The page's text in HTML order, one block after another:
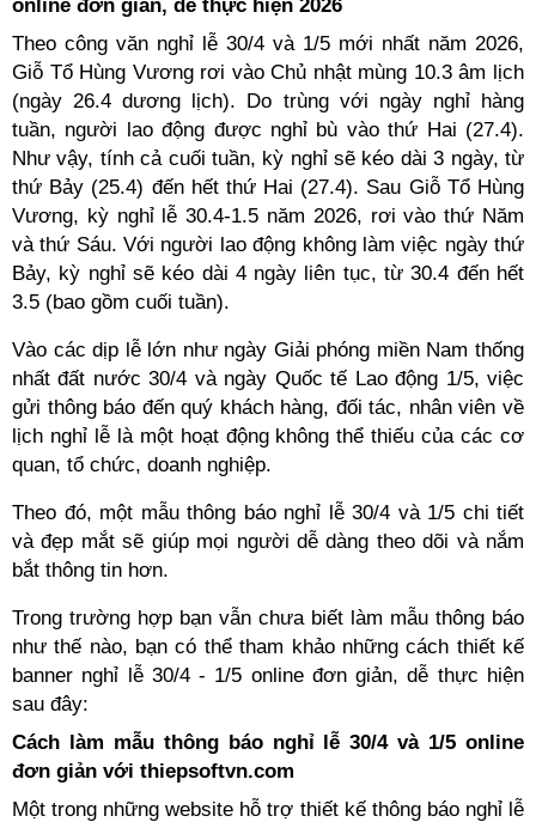
online đơn giản, dễ thực hiện 2026
Theo công văn nghỉ lễ 30/4 và 1/5 mới nhất năm 2026,
Giỗ Tổ Hùng Vương rơi vào Chủ nhật mùng 10.3 âm lịch
(ngày 26.4 dương lịch). Do trùng với ngày nghỉ hàng
tuần, người lao động được nghỉ bù vào thứ Hai (27.4).
Như vậy, tính cả cuối tuần, kỳ nghỉ sẽ kéo dài 3 ngày, từ
thứ Bảy (25.4) đến hết thứ Hai (27.4). Sau Giỗ Tổ Hùng
Vương, kỳ nghỉ lễ 30.4-1.5 năm 2026, rơi vào thứ Năm
và thứ Sáu. Với người lao động không làm việc ngày thứ
Bảy, kỳ nghỉ sẽ kéo dài 4 ngày liên tục, từ 30.4 đến hết
3.5 (bao gồm cuối tuần).
Vào các dịp lễ lớn như ngày Giải phóng miền Nam thống
nhất đất nước 30/4 và ngày Quốc tế Lao động 1/5, việc
gửi thông báo đến quý khách hàng, đối tác, nhân viên về
lịch nghỉ lễ là một hoạt động không thể thiếu của các cơ
quan, tổ chức, doanh nghiệp.
Theo đó, một mẫu thông báo nghỉ lễ 30/4 và 1/5 chi tiết
và đẹp mắt sẽ giúp mọi người dễ dàng theo dõi và nắm
bắt thông tin hơn.
Trong trường hợp bạn vẫn chưa biết làm mẫu thông báo
như thế nào, bạn có thể tham khảo những cách thiết kế
banner nghỉ lễ 30/4 - 1/5 online đơn giản, dễ thực hiện
sau đây:
Cách làm mẫu thông báo nghỉ lễ 30/4 và 1/5 online
đơn giản với thiepsoftvn.com
Một trong những website hỗ trợ thiết kế thông báo nghỉ lễ